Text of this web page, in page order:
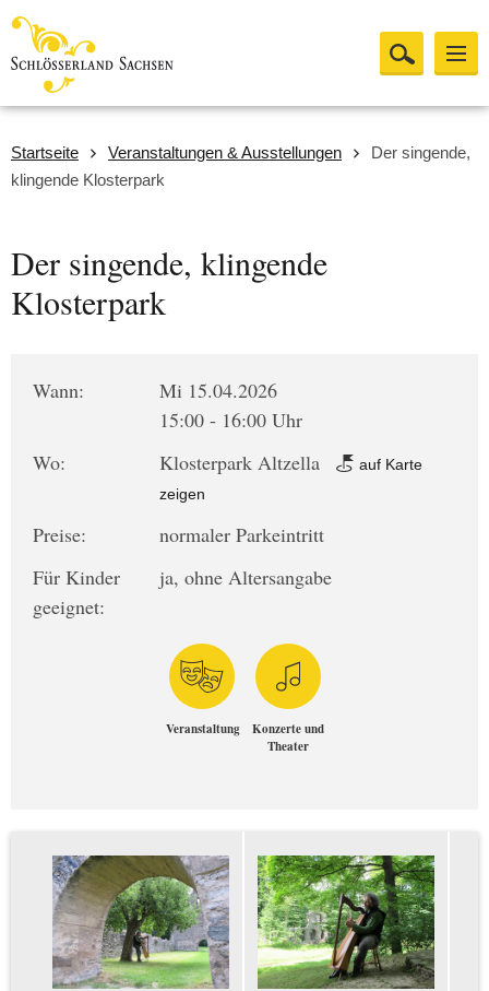
Startseite Veranstaltungen & Ausstellungen
Der singende,
klingende Klosterpark
Der singende, klingende
Klosterpark
Wann:
Mi 15.04.2026
15:00 - 16:00 Uhr
Wo:
Klosterpark Altzella
auf Karte
zeigen
Preise:
normaler Parkeintritt
Für Kinder
geeignet:
ja, ohne Altersangabe
Veranstaltung
Konzerte und
Theater